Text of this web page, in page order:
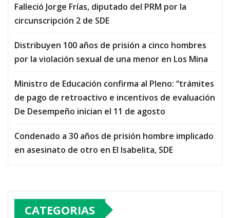
Falleció Jorge Frías, diputado del PRM por la
circunscripción 2 de SDE
Distribuyen 100 años de prisión a cinco hombres
por la violación sexual de una menor en Los Mina
Ministro de Educación confirma al Pleno: “trámites
de pago de retroactivo e incentivos de evaluación
De Desempeño inician el 11 de agosto
Condenado a 30 años de prisión hombre implicado
en asesinato de otro en El Isabelita, SDE
CATEGORIAS